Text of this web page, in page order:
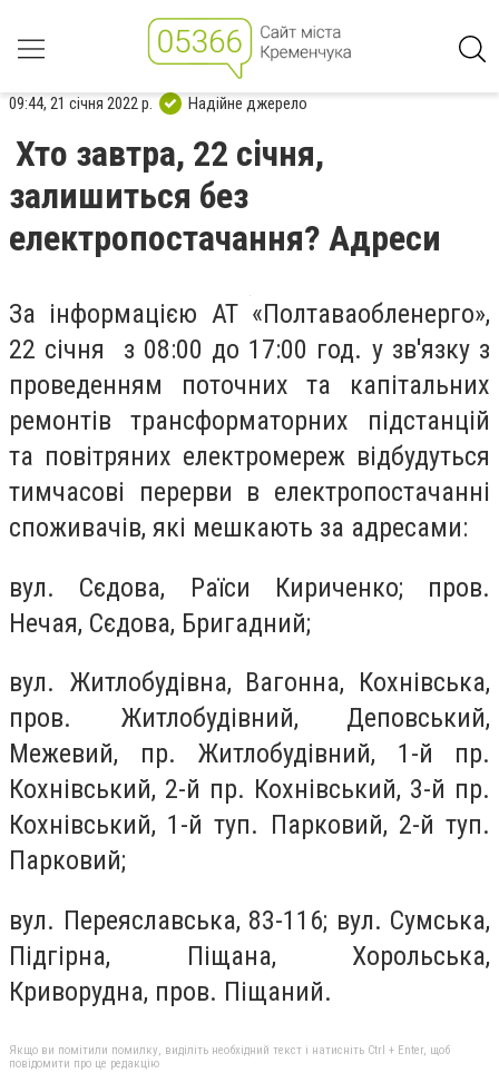
09:44, 21 січня 2022 р. Надійне джерело
Хто завтра, 22 січня,
залишиться без
електропостачання? Адреси
За інформацією АТ «Полтаваобленерго»,
22 січня з 08:00 до 17:00 год. у зв'язку з
проведенням поточних та капітальних
ремонтів трансформаторних підстанцій
та повітряних електромереж відбудуться
тимчасові перерви в електропостачанні
споживачів, які мешкають за адресами:
вул. Сєдова, Раїси Кириченко; пров.
Нечая, Сєдова, Бригадний;
вул. Житлобудівна, Вагонна, Кохнівська,
пров. Житлобудівний, Деповський,
Межевий, пр. Житлобудівний, 1-й пр.
Кохнівський, 2-й пр. Кохнівський, 3-й пр.
Кохнівський, 1-й туп. Парковий, 2-й туп.
Парковий;
вул. Переяславська, 83-116; вул. Сумська,
Підгірна, Піщана, Хорольська,
Криворудна, пров. Піщаний.
Якщо ви помітили помилку, виділіть необхідний текст і натисніть Ctrl + Enter, щоб
повідомити про це редакцію